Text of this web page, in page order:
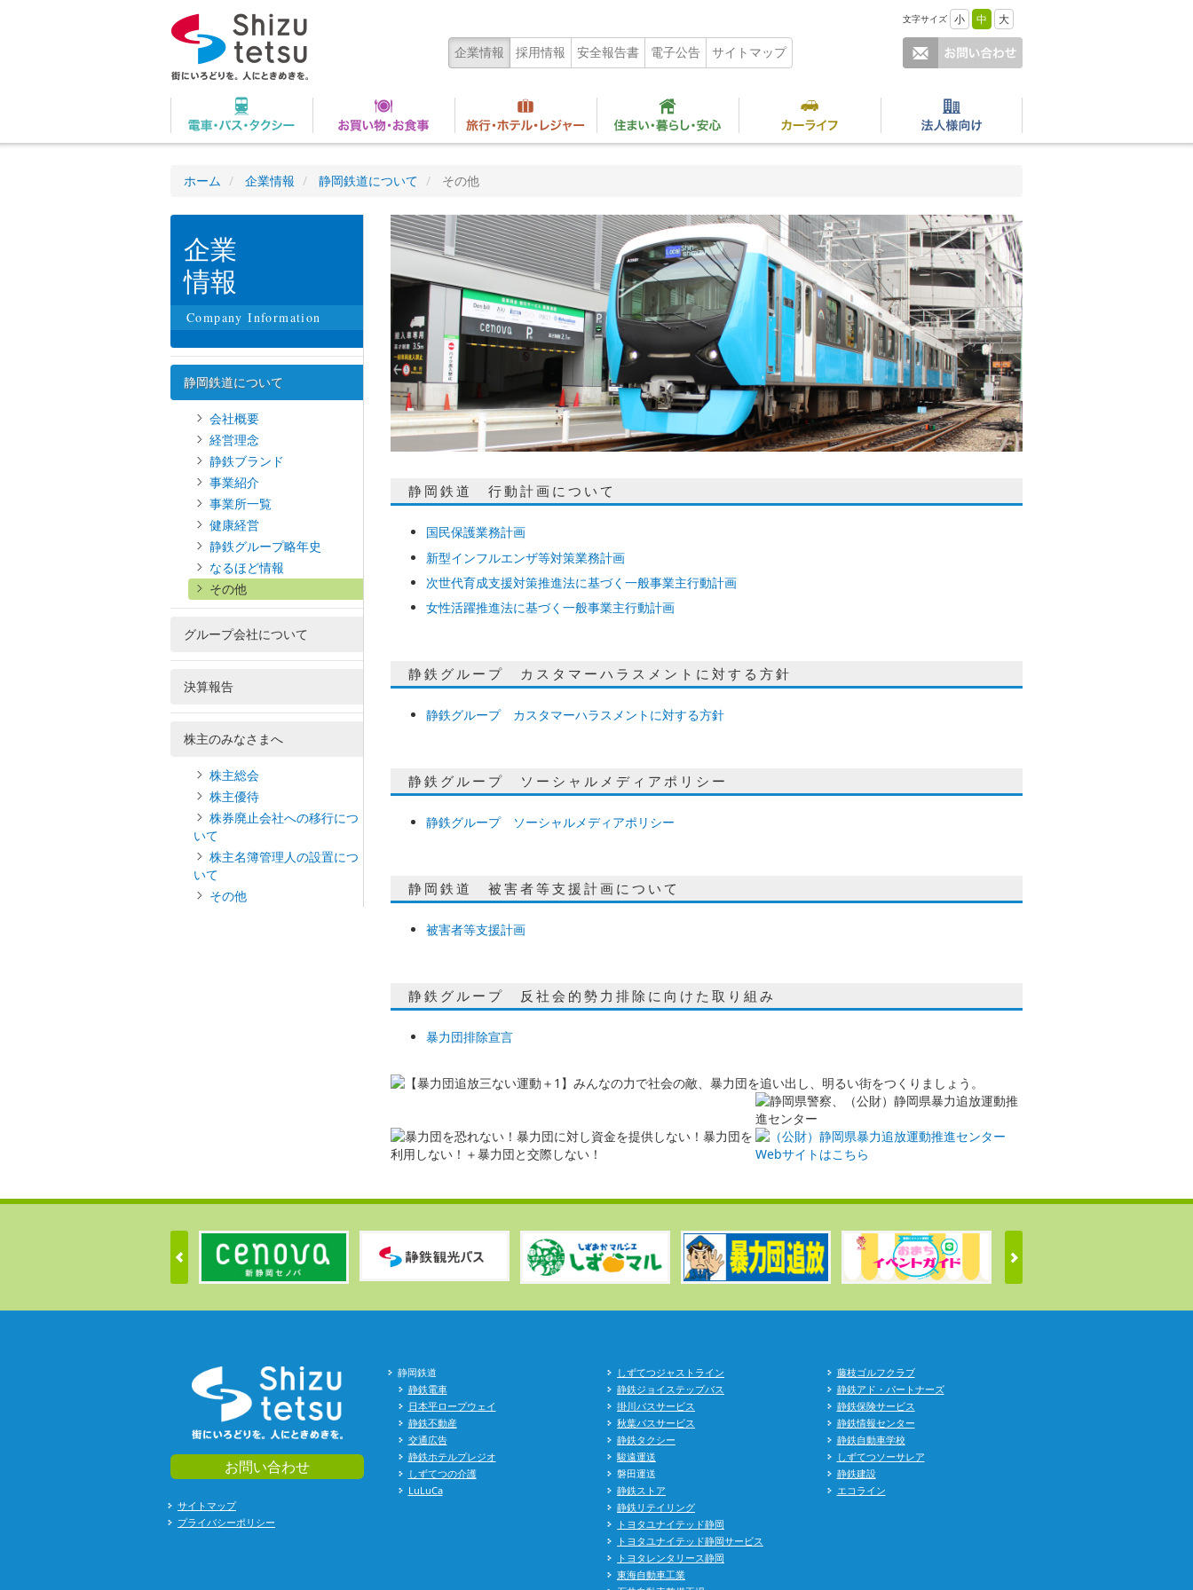
企業情報 採用情報 安全報告書 電子公告 サイトマップ
文字サイズ 小 中 大
ホーム 企業情報 静岡鉄道について その他
企業
情報
Company Information
静岡鉄道について
会社概要
経営理念
静鉄ブランド
事業紹介
事業所一覧
健康経営
静鉄グループ略年史
なるほど情報
その他
グループ会社について
決算報告
株主のみなさまへ
株主総会
株主優待
株券廃止会社への移行につ
いて
株主名簿管理人の設置につ
いて
その他
静岡鉄道 行動計画について
国民保護業務計画
新型インフルエンザ等対策業務計画
次世代育成支援対策推進法に基づく一般事業主行動計画
女性活躍推進法に基づく一般事業主行動計画
静鉄グループ カスタマーハラスメントに対する方針
静鉄グループ カスタマーハラスメントに対する方針
静鉄グループ ソーシャルメディアポリシー
静鉄グループ ソーシャルメディアポリシー
静岡鉄道 被害者等支援計画について
被害者等支援計画
静鉄グループ 反社会的勢力排除に向けた取り組み
暴力団排除宣言
お問い合わせ
サイトマップ
プライバシーポリシー
静岡鉄道
静鉄電車
日本平ロープウェイ
静鉄不動産
交通広告
静鉄ホテルプレジオ
しずてつの介護
LuLuCa
しずてつジャストライン
静鉄ジョイステップバス
掛川バスサービス
秋葉バスサービス
静鉄タクシー
駿遠運送
磐田運送
静鉄ストア
静鉄リテイリング
トヨタユナイテッド静岡
トヨタユナイテッド静岡サービス
トヨタレンタリース静岡
東海自動車工業
藤枝ゴルフクラブ
静鉄アド・パートナーズ
静鉄保険サービス
静鉄情報センター
静鉄自動車学校
しずてつソーサレア
静鉄建設
エコライン